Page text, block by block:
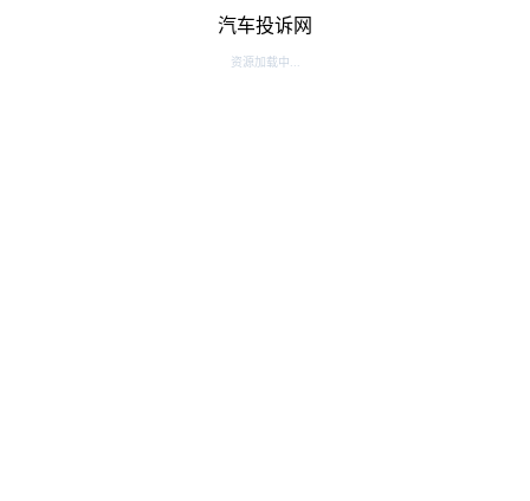
汽车投诉网
资源加载中...